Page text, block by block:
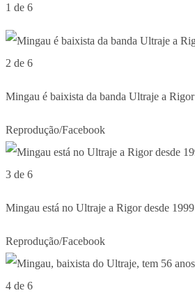
1 de 6
2 de 6
Mingau é baixista da banda Ultraje a Rigor
Reprodução/Facebook
3 de 6
Mingau está no Ultraje a Rigor desde 1999
Reprodução/Facebook
4 de 6